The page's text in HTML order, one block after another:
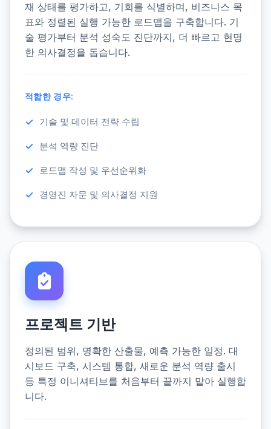
재 상태를 평가하고, 기회를 식별하며, 비즈니스 목
표와 정렬된 실행 가능한 로드맵을 구축합니다. 기
술 평가부터 분석 성숙도 진단까지, 더 빠르고 현명
한 의사결정을 돕습니다.
적합한 경우:
기술 및 데이터 전략 수립
분석 역량 진단
로드맵 작성 및 우선순위화
경영진 자문 및 의사결정 지원
프로젝트 기반
정의된 범위, 명확한 산출물, 예측 가능한 일정. 대
시보드 구축, 시스템 통합, 새로운 분석 역량 출시
등 특정 이니셔티브를 처음부터 끝까지 맡아 실행합
니다.